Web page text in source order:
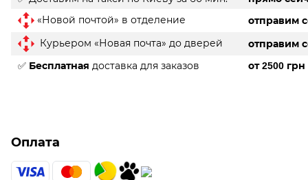
«Новой почтой» в отделение отправим
Курьером «Новая почта» до дверей отправим
✅ Бесплатная доставка для заказов от 2500 грн
Оплата